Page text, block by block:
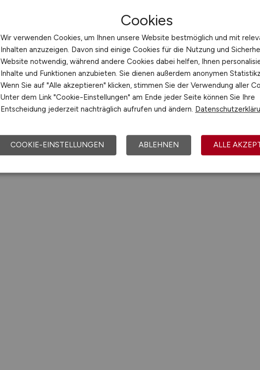
1
Cookies
Wir verwenden Cookies, um Ihnen unsere Website bestmöglich und mit
Inhalten anzuzeigen. Davon sind einige Cookies für die Nutzung und
Website notwendig, während andere Cookies dabei helfen, Ihnen
Inhalte und Funktionen anzubieten. Sie dienen außerdem anonymen
Wenn Sie auf "Alle akzeptieren" klicken, stimmen Sie der Verwendung aller
Unter dem Link "Cookie-Einstellungen" am Ende jeder Seite können Sie Ihre
Entscheidung jederzeit nachträglich aufrufen und ändern.
COOKIE-EINSTELLUNGEN ABLEHNEN ALLE